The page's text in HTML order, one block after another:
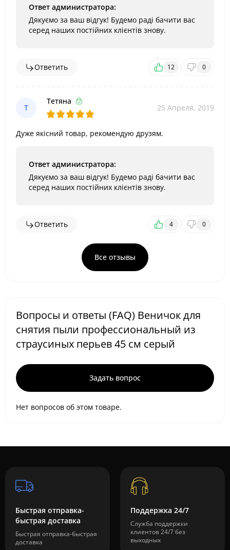
Ответ администратора:
Дякуємо за ваш відгук! Будемо раді бачити вас
серед наших постійних клієнтів знову.
Ответить 12 0
Т
Тетяна
25 Апреля, 2019
Дуже якісний товар, рекомендую друзям.
Ответ администратора:
Дякуємо за ваш відгук! Будемо раді бачити вас
серед наших постійних клієнтів знову.
Ответить 4 0
Все отзывы
Вопросы и ответы (FAQ) Веничок для
снятия пыли профессиональный из
страусиных перьев 45 см серый
Задать вопрос
Нет вопросов об этом товаре.
Быстрая отправка-
быстрая доставка
Быстрая отправка-быстрая
доставка
Поддержка 24/7
Служба поддержки
клиентов 24/7 без
выходных